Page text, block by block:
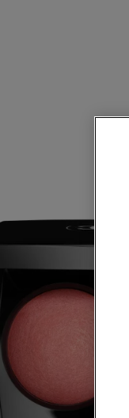
defecto
1
la textura básica